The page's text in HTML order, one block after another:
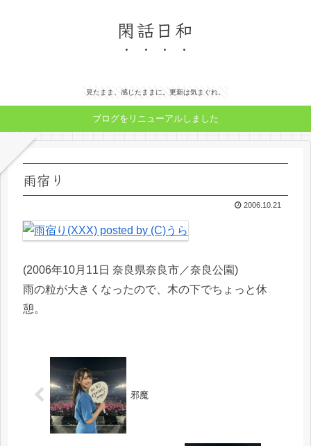
閑話日和
見たまま、感じたままに。更新は気まぐれ。
ブログをリニューアルしました
雨宿り
2006.10.21
(2006年10月11日 奈良県奈良市／奈良公園)
雨の粒が大きくなったので、木の下でちょっと休
憩。
邪魔